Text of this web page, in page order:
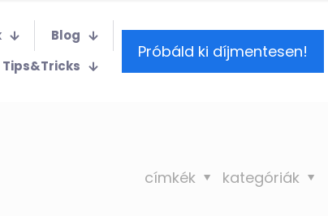
Blog
Tips&Tricks
Próbáld ki díjmentesen!
kategóriák
címkék